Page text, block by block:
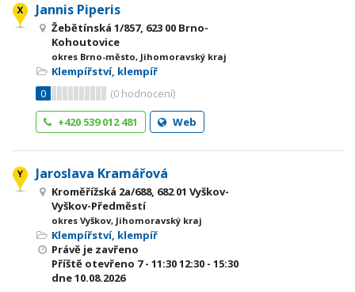
Jannis Piperis
Žebětínská 1/857, 623 00 Brno-
Kohoutovice
okres Brno-město, Jihomoravský kraj
Klempířství, klempíř
0
(0 hodnocení)
+420 539 012 481
Web
Jaroslava Kramářová
Kroměřížská 2a/688, 682 01 Vyškov-
Vyškov-Předměstí
okres Vyškov, Jihomoravský kraj
Klempířství, klempíř
Právě je zavřeno
Příště otevřeno 7 - 11:3012:30 - 15:30
dne 10.08.2026